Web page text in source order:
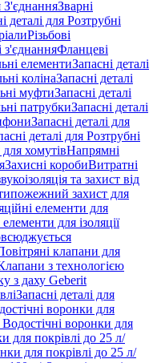
З'єднанняЗварні
деталі для Розтрубні
Різьбові
з'єднанняФланцеві
елементиЗапасні деталі
колінаЗапасні деталі
муфтиЗапасні деталі
патрубкиЗапасні деталі
Запасні деталі для
деталі для Розтрубні
хомутівНапрямні
Захисні коробиВитратні
та захист від
захист для
елементи для
елементи для ізоляції
клапани для
з технологією
з даху Geberit
Запасні деталі для
воронки для
Водостічні воронки для
для покрівлі до 25 л/
для покрівлі до 25 л/